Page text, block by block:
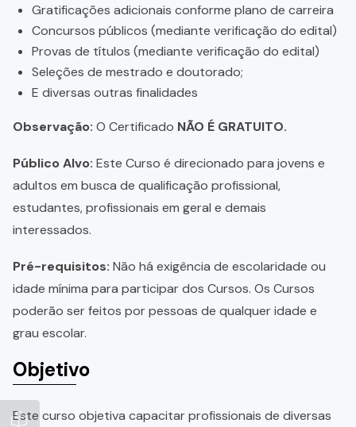
Gratificações adicionais conforme plano de carreira
Concursos públicos (mediante verificação do edital)
Provas de títulos (mediante verificação do edital)
Seleções de mestrado e doutorado;
E diversas outras finalidades
Observação: O Certificado NÃO É GRATUITO.
Público Alvo: Este Curso é direcionado para jovens e
adultos em busca de qualificação profissional,
estudantes, profissionais em geral e demais
interessados.
Pré-requisitos: Não há exigência de escolaridade ou
idade mínima para participar dos Cursos. Os Cursos
poderão ser feitos por pessoas de qualquer idade e
grau escolar.
Objetivo
Este curso objetiva capacitar profissionais de diversas